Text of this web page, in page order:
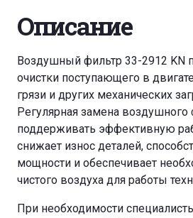
Описание
Воздушный фильтр 33-2912 KN
очистки поступающего в
грязи и других механических
Регулярная замена воздушного
поддерживать эффективную
снижает износ деталей,
мощности и обеспечивает
чистого воздуха для работы
При необходимости